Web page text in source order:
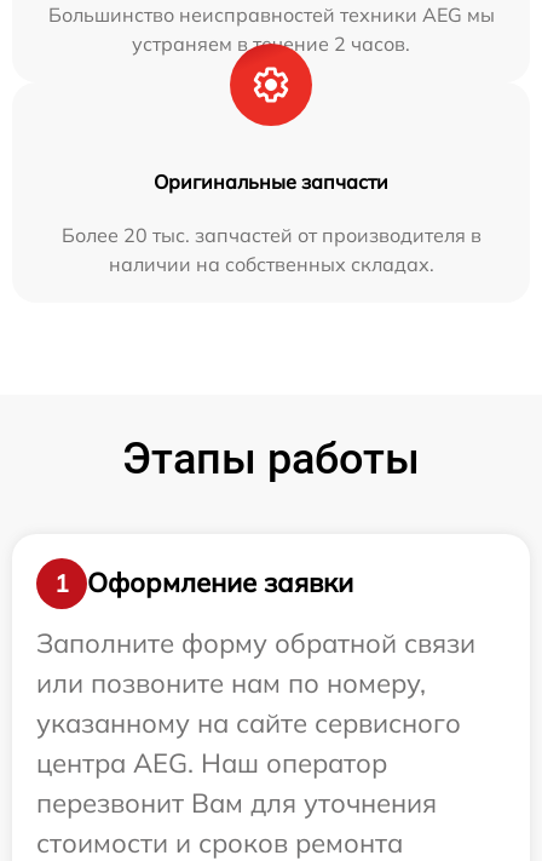
Большинство неисправностей техники AEG мы
устраняем в течение 2 часов.
Оригинальные запчасти
Более 20 тыс. запчастей от производителя в
наличии на собственных складах.
Этапы работы
1
Оформление заявки
Заполните форму обратной связи
или позвоните нам по номеру,
указанному на сайте сервисного
центра AEG. Наш оператор
перезвонит Вам для уточнения
стоимости и сроков ремонта